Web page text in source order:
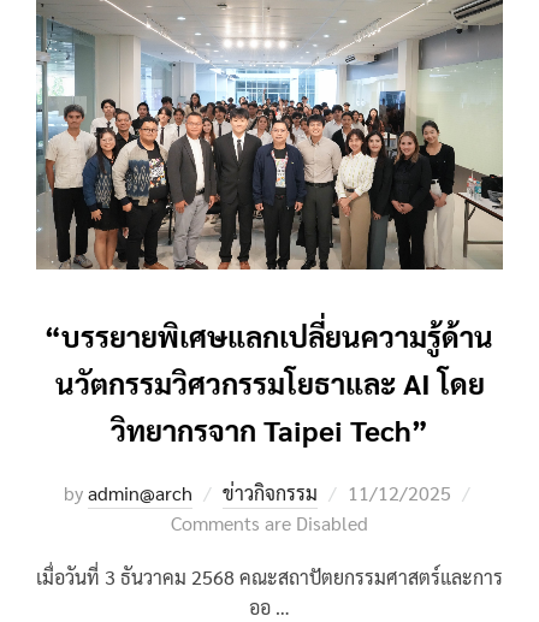
“บรรยายพิเศษแลกเปลี่ยนความรู้ด้าน
นวัตกรรมวิศวกรรมโยธาและ AI โดย
วิทยากรจาก Taipei Tech”
byadmin@arch ข่าวกิจกรรม
Posted
on
11/12/2025
Comments are Disabled
เมื่อวันที่ 3 ธันวาคม 2568 คณะสถาปัตยกรรมศาสตร์และการ
ออ …